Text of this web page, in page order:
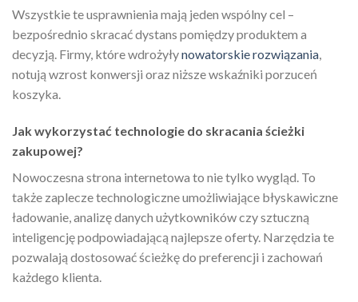
Wszystkie te usprawnienia mają jeden wspólny cel –
bezpośrednio skracać dystans pomiędzy produktem a
decyzją. Firmy, które wdrożyłynowatorskie rozwiązania,
notują wzrost konwersji oraz niższe wskaźniki porzuceń
koszyka.
Jak wykorzystać technologie do skracania ścieżki
zakupowej?
Nowoczesna strona internetowa to nie tylko wygląd. To
także zaplecze technologiczne umożliwiające błyskawiczne
ładowanie, analizę danych użytkowników czy sztuczną
inteligencję podpowiadającą najlepsze oferty. Narzędzia te
pozwalają dostosować ścieżkę do preferencji i zachowań
każdego klienta.